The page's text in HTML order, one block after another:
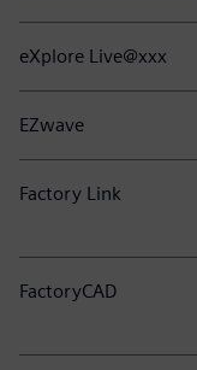
eXplore Live@xxx
EZwave
Factory Link
FactoryCAD